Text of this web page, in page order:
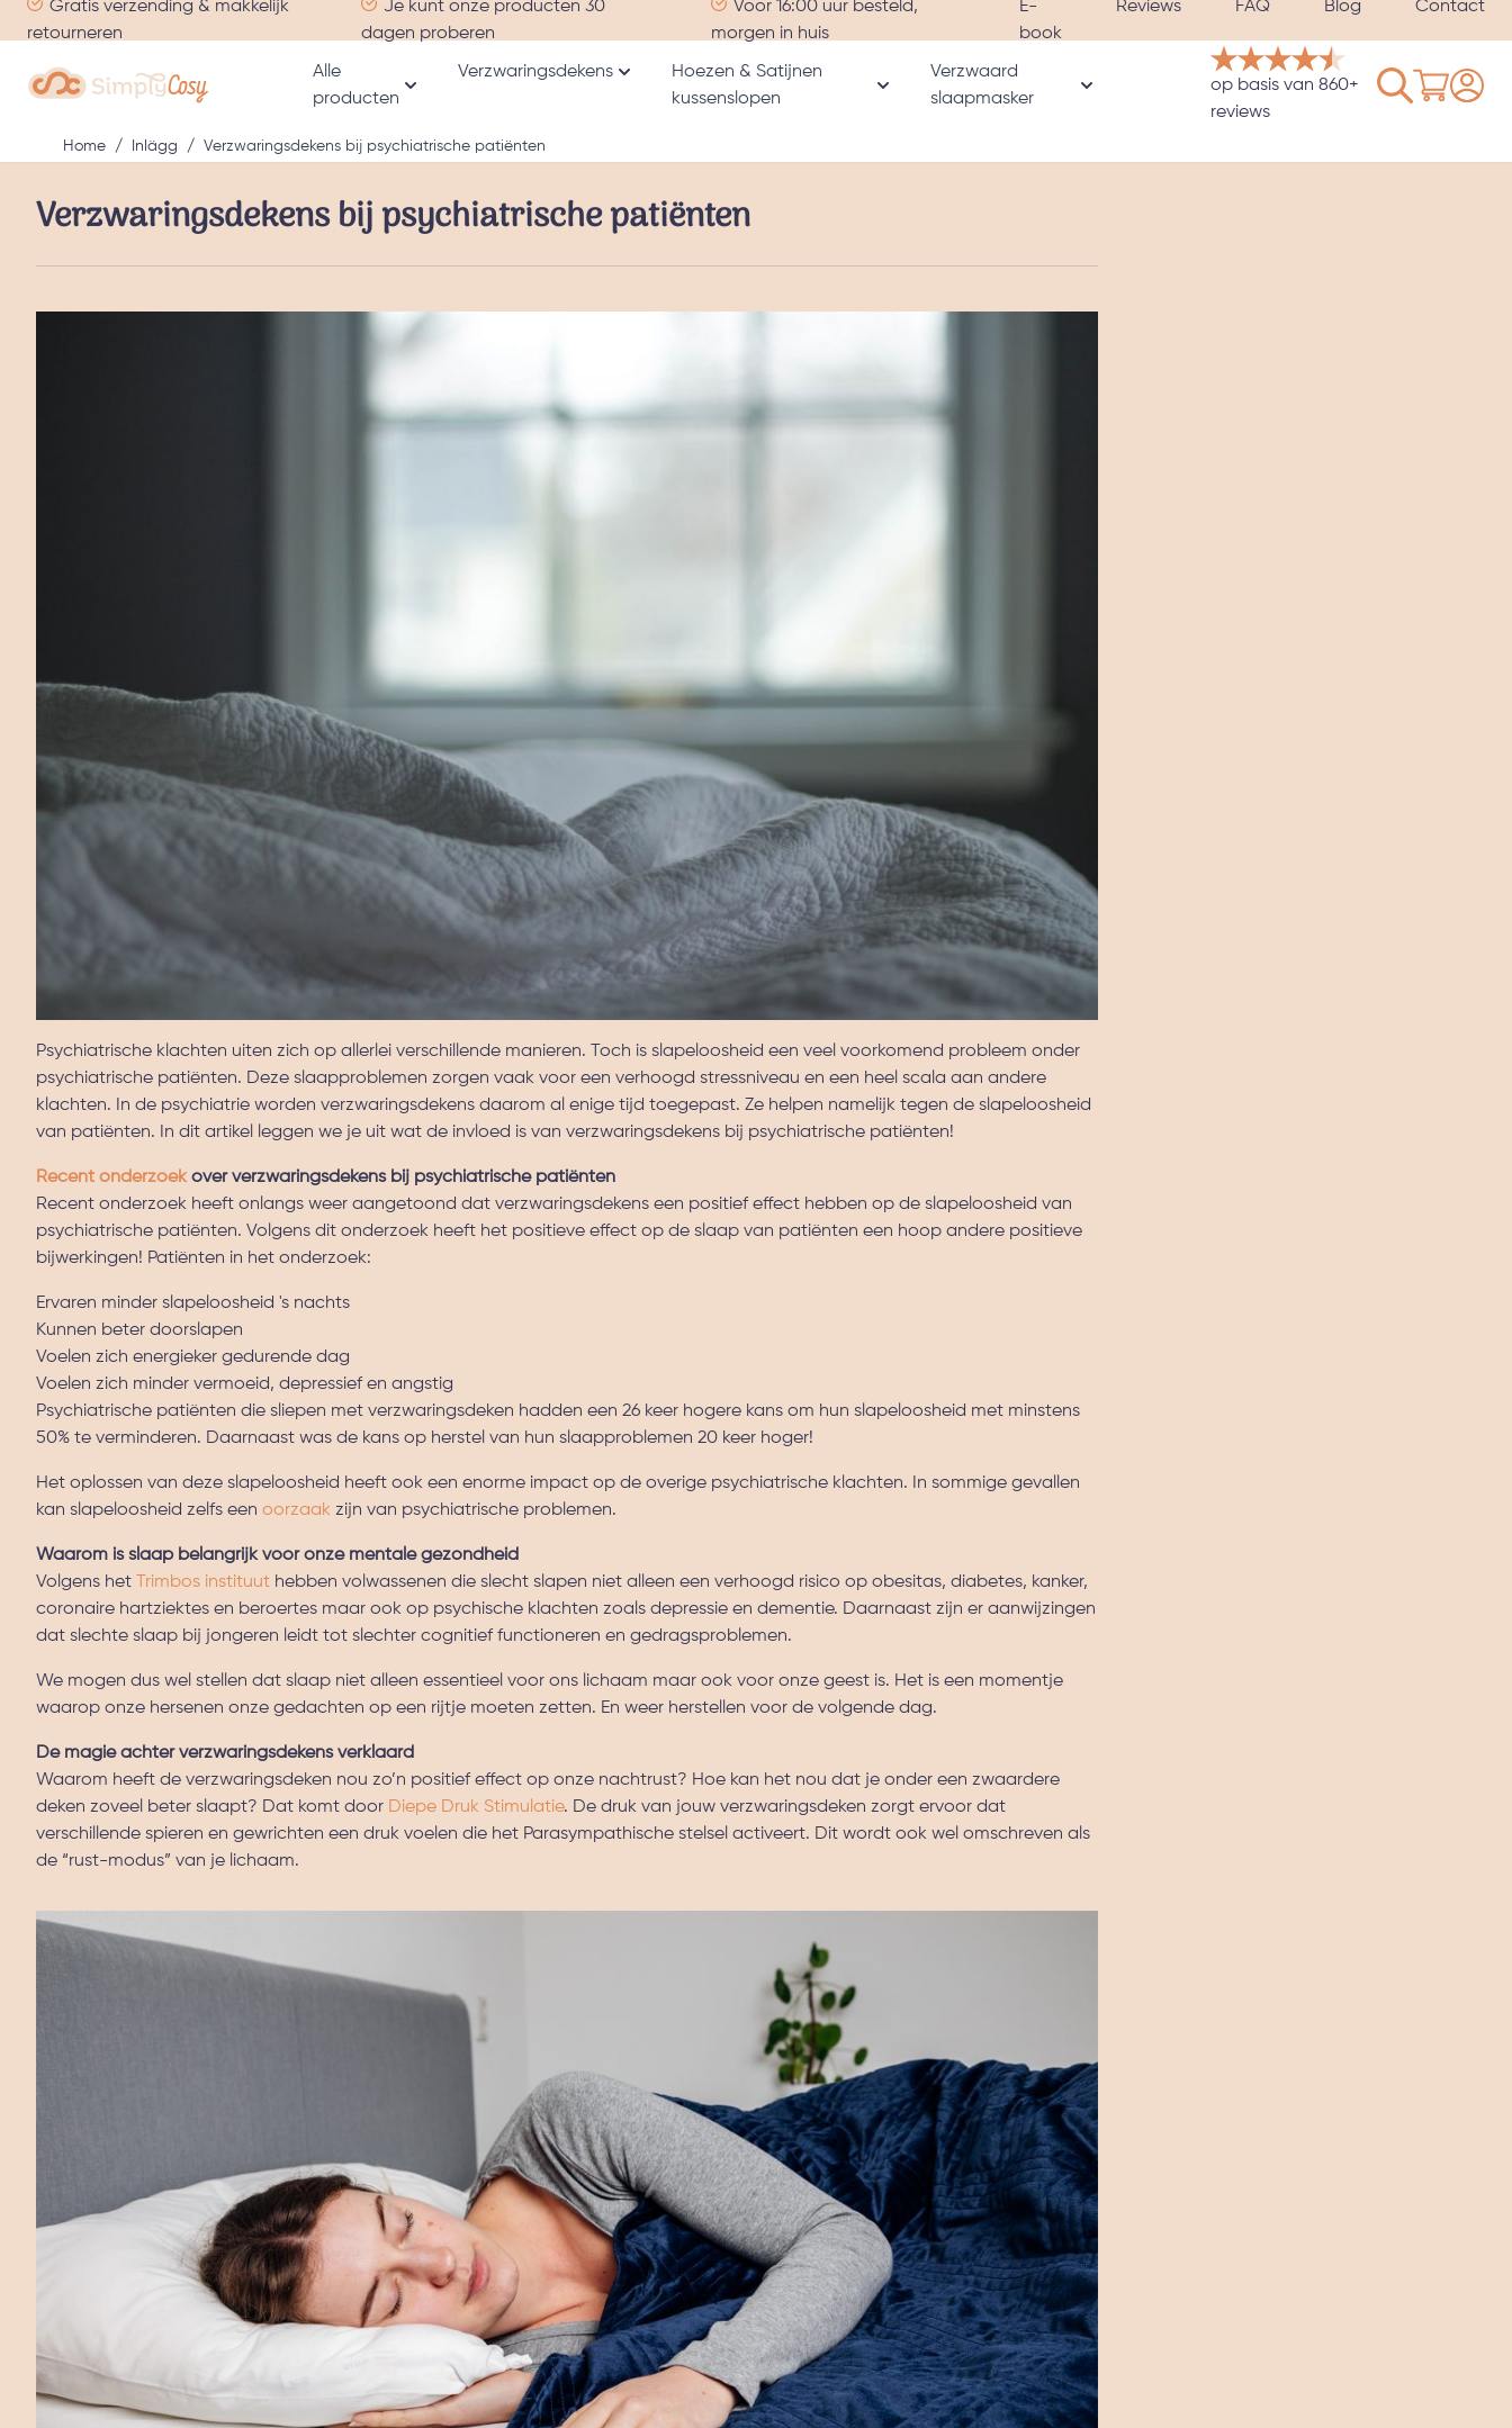
Ga naar de inhoud
Gratis verzending & makkelijk
retourneren
Je kunt onze producten 30
dagen proberen
Voor 16:00 uur besteld,
morgen in huis
E-
book
Reviews FAQ Blog Contact
Alle
producten
Toon submenu voor Alle producten categorie
Verzwaringsdekens
Toon submenu voor Verzwaringsdekens categorie
Hoezen & Satijnen
kussenslopen
Toon submenu voor Hoezen & Satijnen kussenslopen categorie
Verzwaard
slaapmasker
Toon submenu voor Verzwaard slaapmasker
op basis van 860+
reviews
Home / Inlägg / Verzwaringsdekens bij psychiatrische patiënten
Verzwaringsdekens bij psychiatrische patiënten
Psychiatrische klachten uiten zich op allerlei verschillende manieren. Toch is slapeloosheid een veel voorkomend probleem onder
psychiatrische patiënten. Deze slaapproblemen zorgen vaak voor een verhoogd stressniveau en een heel scala aan andere
klachten. In de psychiatrie worden verzwaringsdekens daarom al enige tijd toegepast. Ze helpen namelijk tegen de slapeloosheid
van patiënten. In dit artikel leggen we je uit wat de invloed is van verzwaringsdekens bij psychiatrische patiënten!
Recent onderzoekover verzwaringsdekens bij psychiatrische patiënten
Recent onderzoek heeft onlangs weer aangetoond dat verzwaringsdekens een positief effect hebben op de slapeloosheid van
psychiatrische patiënten. Volgens dit onderzoek heeft het positieve effect op de slaap van patiënten een hoop andere positieve
bijwerkingen! Patiënten in het onderzoek:
Ervaren minder slapeloosheid 's nachts
Kunnen beter doorslapen
Voelen zich energieker gedurende dag
Voelen zich minder vermoeid, depressief en angstig
Psychiatrische patiënten die sliepen met verzwaringsdeken hadden een 26 keer hogere kans om hun slapeloosheid met minstens
50% te verminderen. Daarnaast was de kans op herstel van hun slaapproblemen 20 keer hoger!
Het oplossen van deze slapeloosheid heeft ook een enorme impact op de overige psychiatrische klachten. In sommige gevallen
kan slapeloosheid zelfs een oorzaak zijn van psychiatrische problemen.
Waarom is slaap belangrijk voor onze mentale gezondheid
Volgens het
Trimbos instituut hebben volwassenen die slecht slapen niet alleen een verhoogd risico op obesitas, diabetes, kanker,
coronaire hartziektes en beroertes maar ook op psychische klachten zoals depressie en dementie. Daarnaast zijn er aanwijzingen
dat slechte slaap bij jongeren leidt tot slechter cognitief functioneren en gedragsproblemen.
We mogen dus wel stellen dat slaap niet alleen essentieel voor ons lichaam maar ook voor onze geest is. Het is een momentje
waarop onze hersenen onze gedachten op een rijtje moeten zetten. En weer herstellen voor de volgende dag.
De magie achter verzwaringsdekens verklaard
Waarom heeft de verzwaringsdeken nou zo’n positief effect op onze nachtrust? Hoe kan het nou dat je onder een zwaardere
deken zoveel beter slaapt? Dat komt door Diepe Druk Stimulatie. De druk van jouw verzwaringsdeken zorgt ervoor dat
verschillende spieren en gewrichten een druk voelen die het Parasympathische stelsel activeert. Dit wordt ook wel omschreven als
de “rust-modus” van je lichaam.